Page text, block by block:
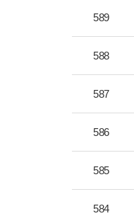
589
588
587
586
585
584